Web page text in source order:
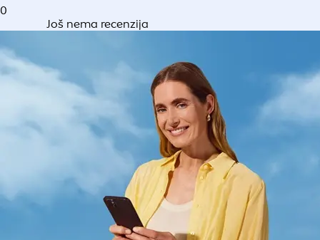
0
Još nema recenzija